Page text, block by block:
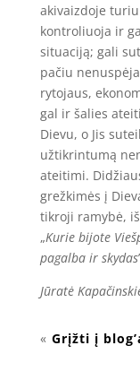
akivaizdoje
kontroliuoja ir
situaciją; gali
pačiu
rytojaus,
gal ir šalies
Dievu, o Jis
užtikrintumą
ateitimi.
grežkimės į
tikroji ramybė,
„Kurie bijote
pagalba ir skydas
Jūratė
« Grįžti į